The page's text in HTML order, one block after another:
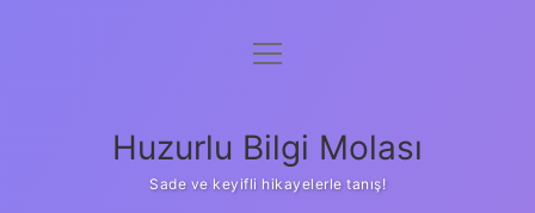
Anasayfa
Yasal Uyarı
menüyü
Huzurlu Bilgi Molası
Sade ve keyifli hikayelerle tanış!